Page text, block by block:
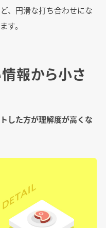
、円滑な打ち合わせにな
す。
報から小さ
した方が理解度が高くな